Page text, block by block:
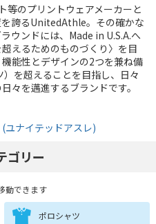
等のプリントウェアメーカーと
誇るUnitedAthle。その確かな
ウンドには、Made in U.S.A.へ
えるためのものづくり〉を目
能性とデザインの2つを兼ね備
を超えることを目指し、日々
々を邁進するブランドです。
ナイテッドアスレ)
ゴリー
動できます
ポロシャツ